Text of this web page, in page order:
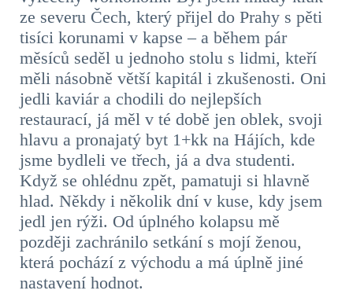
ze severu Čech, který přijel do Prahy s pěti
tisíci korunami v kapse – a během pár
měsíců seděl u jednoho stolu s lidmi, kteří
měli násobně větší kapitál i zkušenosti. Oni
jedli kaviár a chodili do nejlepších
restaurací, já měl v té době jen oblek, svoji
hlavu a pronajatý byt 1+kk na Hájích, kde
jsme bydleli ve třech, já a dva studenti.
Když se ohlédnu zpět, pamatuji si hlavně
hlad. Někdy i několik dní v kuse, kdy jsem
jedl jen rýži. Od úplného kolapsu mě
později zachránilo setkání s mojí ženou,
která pochází z východu a má úplně jiné
nastavení hodnot.